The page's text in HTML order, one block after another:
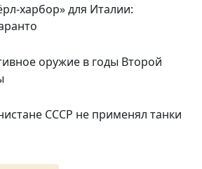
харбор» для Италии:
оружие в годы Второй
СССР не применял танки